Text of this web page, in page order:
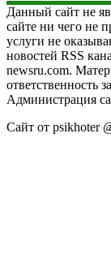
Данный сайт не
сайте ни чего не
услуги не
новостей RSS
newsru.com.
ответственность
Администрация
Сайт от psikhoter